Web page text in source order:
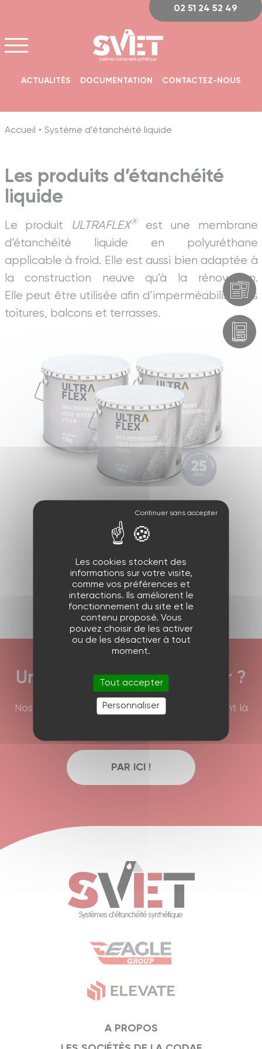
ACTUALITÉS DOCUMENTATION CONTACTEZ-NOUS
02 51 24 52 49
Accueil Système d’étanchéité liquide
Les produits d’étanchéité
liquide
Le produit ULTRAFLEX®est une membrane
d’étanchéité liquide en polyuréthane
applicable à froid. Elle est aussi bien adaptée à
la construction neuve qu’à la rénovation.
Elle peut être utilisée afin d’imperméabiliser les
toitures, balcons et terrasses.
Produit suivant
Une question à nous poser ?
Nos équipes commerciales et techniques sont là
PAR ICI !
A PROPOS
Les cookies stockent des
informations sur votre visite,
comme vos préférences et
interactions. Ils améliorent le
fonctionnement du site et le
contenu proposé. Vous
pouvez choisir de les activer
ou de les désactiver à tout
moment.
Tout accepter
Personnaliser